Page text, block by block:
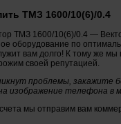
ТМЗ 1600/10(6)/0.4
ТМЗ 1600/10(6)/0.4 —
оборудование по
вам долго! К тому же мы
своей репутацией.
проблемы, закажите
изображение телефона в
мы отправим вам